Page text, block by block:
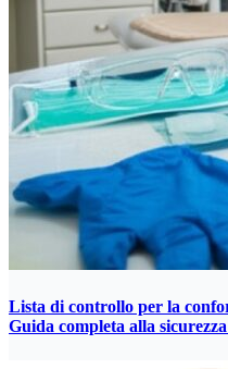
Lista di controllo per la
Guida completa alla